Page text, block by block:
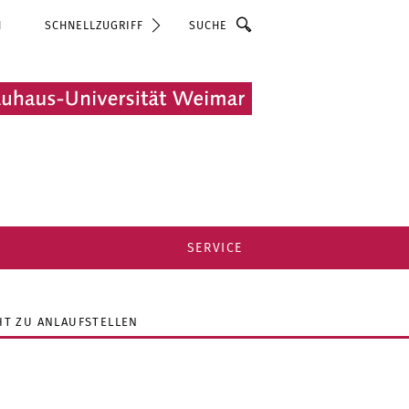
SCHNELLZUGRIFF Suche
SERVICE
ZU ANLAUFSTELLEN